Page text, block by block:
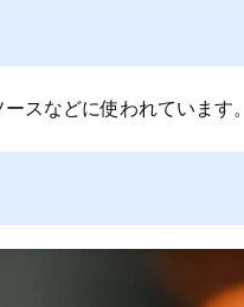
スなどに使われています。